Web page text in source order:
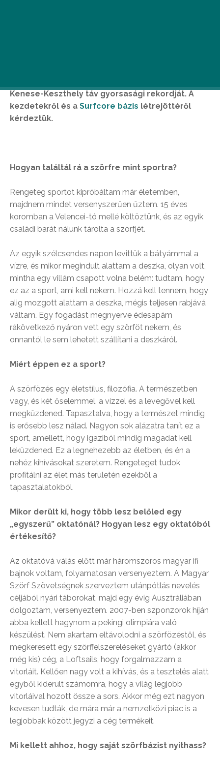
Kenese-Keszthely táv gyorsasági rekordját. A
kezdetekről és a Surfcore bázis létrejöttéről
kérdeztük.
Hogyan találtál rá a szörfre mint sportra?
Rengeteg sportot kipróbáltam már életemben,
majdnem mindet versenyszerűen űztem. 15 éves
koromban a Velencei-tó mellé költöztünk, és az egyik
családi barát nálunk tárolta a szörfjét.
Az egyik szélcsendes napon levittük a bátyámmal a
vízre, és mikor megindult alattam a deszka, olyan volt,
mintha egy villám csapott volna belém: tudtam, hogy
ez az a sport, ami kell nekem. Hozzá kell tennem, hogy
alig mozgott alattam a deszka, mégis teljesen rabjává
váltam. Egy fogadást megnyerve édesapám
rákövetkező nyáron vett egy szörföt nekem, és
onnantól le sem lehetett szállítani a deszkáról.
Miért éppen ez a sport?
A szörfözés egy életstílus, filozófia. A természetben
vagy, és két őselemmel, a vízzel és a levegővel kell
megküzdened. Tapasztalva, hogy a természet mindig
is erősebb lesz nálad. Nagyon sok alázatra tanít ez a
sport, amellett, hogy igaziból mindig magadat kell
leküzdened. Ez a legnehezebb az életben, és én a
nehéz kihívásokat szeretem. Rengeteget tudok
profitálni az élet más területén ezekből a
tapasztalatokból.
Mikor derült ki, hogy több lesz belőled egy
„egyszerű” oktatónál? Hogyan lesz egy oktatóból
értékesítő?
Az oktatóvá válás előtt már háromszoros magyar ifi
bajnok voltam, folyamatosan versenyeztem. A Magyar
Szörf Szövetségnek szerveztem utánpótlás nevelés
céljából nyári táborokat, majd egy évig Ausztráliában
dolgoztam, versenyeztem. 2007-ben szponzorok híján
abba kellett hagynom a pekingi olimpiára való
készülést. Nem akartam eltávolodni a szörfözéstől, és
megkeresett egy szörffelszereléseket gyártó (akkor
még kis) cég, a Loftsails, hogy forgalmazzam a
vitorláit. Kellően nagy volt a kihívás, és a tesztelés alatt
egyből kiderült számomra, hogy a világ legjobb
vitorláival hozott össze a sors. Akkor még ezt nagyon
kevesen tudták, de mára már a nemzetközi piac is a
legjobbak között jegyzi a cég termékeit.
Mi kellett ahhoz, hogy saját szörfbázist nyithass?